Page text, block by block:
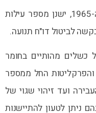
על פי חוק סדר הדין הפלילי, תשכ"ה-1965, ישנן מספר עילות
לביטול דו"ח תנועה.
כשלים מהותיים בחומר
החל ממספר
ועד זיהוי שגוי של
ניתן לטעון להתיישנות